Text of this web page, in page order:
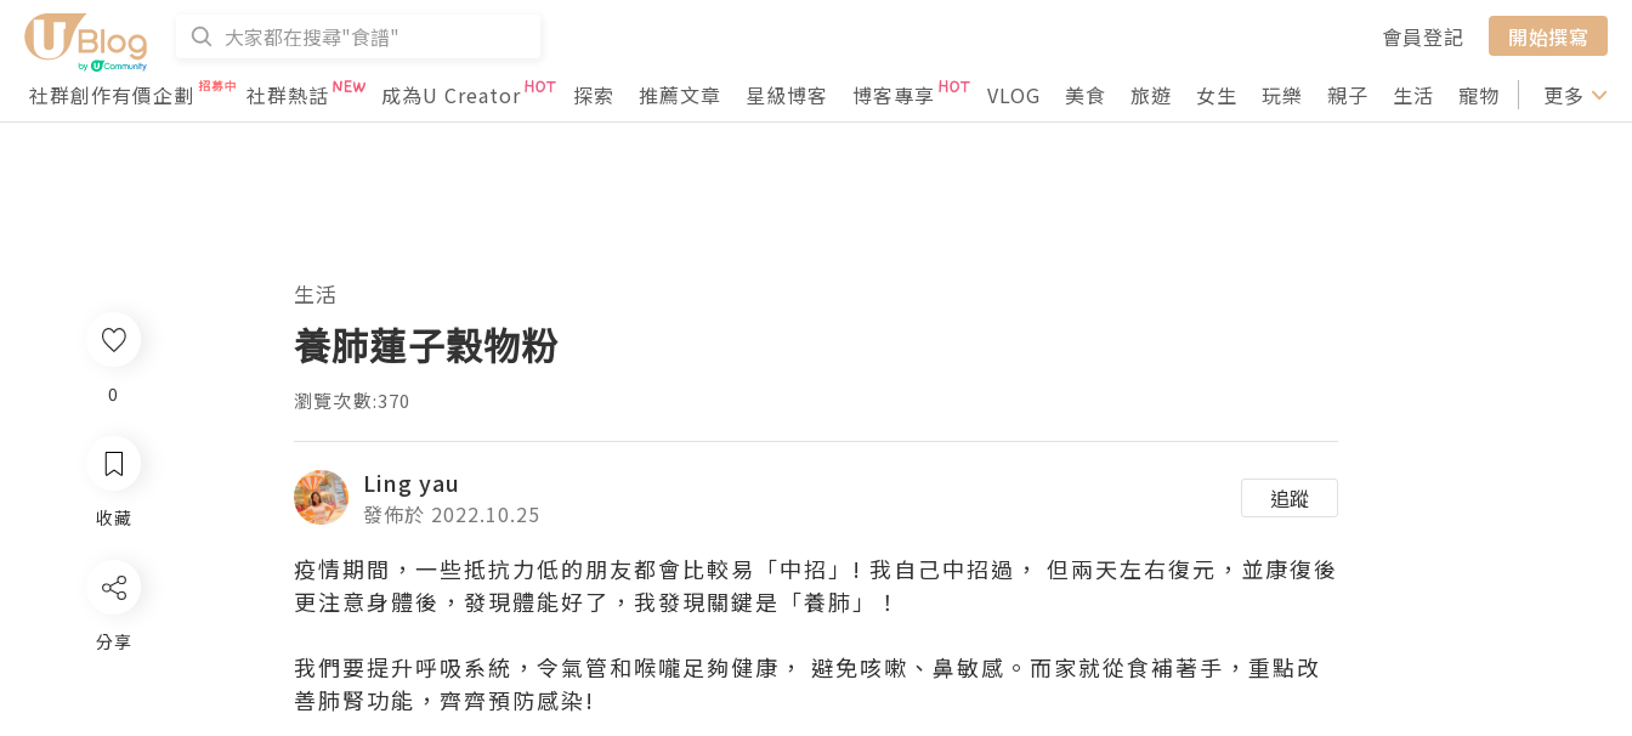
會員登記
開始撰寫
社群創作有價企劃
社群熱話 成為U Creator 探索 推薦文章 星級博客 博客專享 VLOG 美食 旅遊 女生 玩樂 親子 生活 寵物 行山 打卡
更多
0
收藏
分享
生活
養肺蓮子穀物粉
瀏覽次數:370
Ling yau
發佈於 2022.10.25
追蹤
疫情期間，一些抵抗力低的朋友都會比較易「中招」! 我自己中招過， 但兩天左右復元，並康復後
更注意身體後，發現體能好了，我發現關鍵是「養肺」！
我們要提升呼吸系統，令氣管和喉嚨足夠健康， 避免咳嗽、鼻敏感。而家就從食補著手，重點改
善肺腎功能，齊齊預防感染!